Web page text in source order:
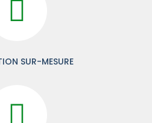
SUR-MESURE